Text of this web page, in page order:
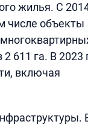
жилья. С
числе объекты
611 га. В 2023
включая